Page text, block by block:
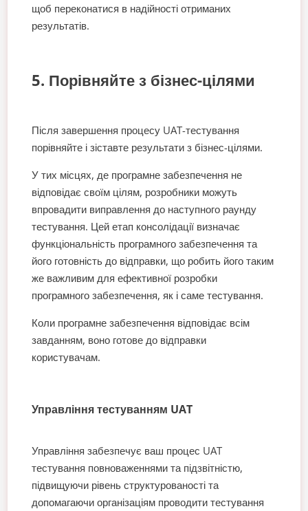
щоб переконатися в надійності отриманих
результатів.
5. Порівняйте з бізнес-цілями
Після завершення процесу UAT-тестування
порівняйте і зіставте результати з бізнес-цілями.
У тих місцях, де програмне забезпечення не
відповідає своїм цілям, розробники можуть
впровадити виправлення до наступного раунду
тестування. Цей етап консолідації визначає
функціональність програмного забезпечення та
його готовність до відправки, що робить його таким
же важливим для ефективної розробки
програмного забезпечення, як і саме тестування.
Коли програмне забезпечення відповідає всім
завданням, воно готове до відправки
користувачам.
Управління тестуванням UAT
Управління забезпечує ваш процес UAT
тестування повноваженнями та підзвітністю,
підвищуючи рівень структурованості та
допомагаючи організаціям проводити тестування